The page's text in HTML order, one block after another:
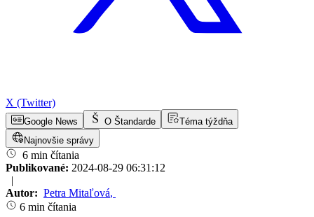
X (Twitter)
Google News O Štandarde
Téma týždňa
Najnovšie správy
6 min čítania
Publikované: 2024-08-29 06:31:12
|
Autor: Petra Mitaľová,
6 min čítania